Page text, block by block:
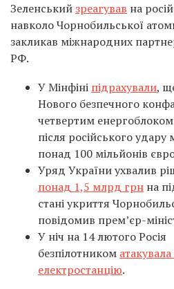
Зеленськийзреагував на
навколо Чорнобильської
закликав міжнародних
РФ.
У Мінфіні підрахували,
Нового безпечного
четвертим
після російського
понад 100 мільйонів
Уряд України ухвалив
понад 1,5 млрд грн на
стані укриття
повідомив прем’єр-
У ніч на 14 лютого Росія
безпілотником
електростанцію.